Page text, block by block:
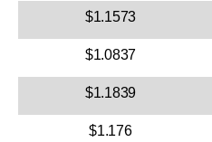
$1.1573
$1.0837
$1.1839
$1.176